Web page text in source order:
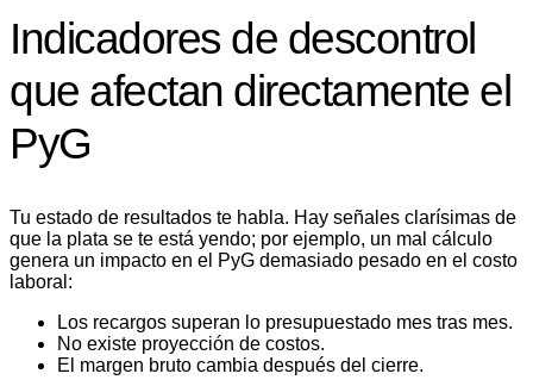
Indicadores de descontrol
que afectan directamente el
PyG
Tu estado de resultados te habla. Hay señales clarísimas de
que la plata se te está yendo; por ejemplo, un mal cálculo
genera un impacto en el PyG demasiado pesado en el costo
laboral:
Los recargos superan lo presupuestado mes tras mes.
No existe proyección de costos.
El margen bruto cambia después del cierre.